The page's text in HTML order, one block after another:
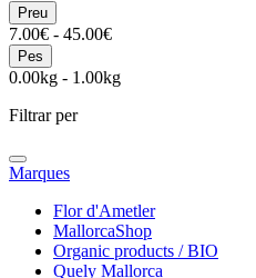
Preu
7.00€ - 45.00€
Pes
0.00kg - 1.00kg
Filtrar per
Marques
Flor d'Ametler
MallorcaShop
Organic products / BIO
Quely Mallorca